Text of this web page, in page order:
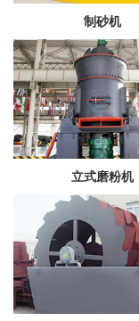
制砂机
立式磨粉机